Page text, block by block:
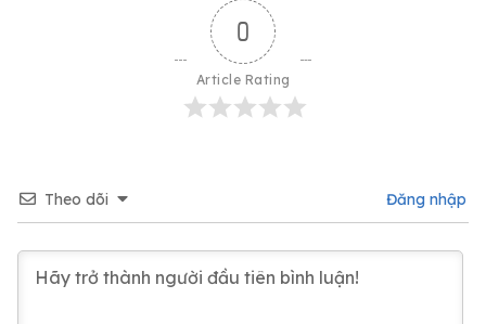
0
Article Rating
Theo dõi Đăng nhập